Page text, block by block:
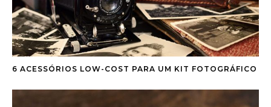
6 ACESSÓRIOS LOW-COST PARA UM KIT FOTOGRÁFICO